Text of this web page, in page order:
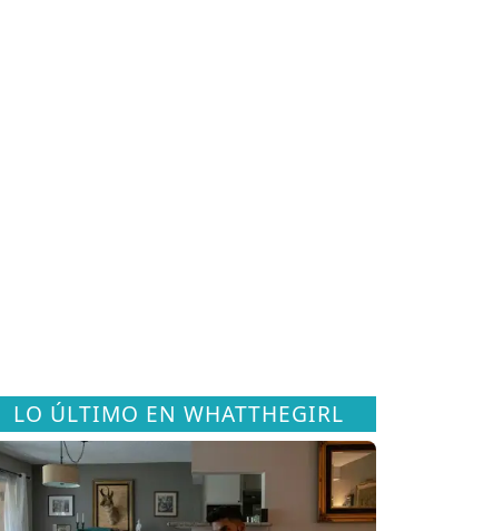
LO ÚLTIMO EN WHATTHEGIRL